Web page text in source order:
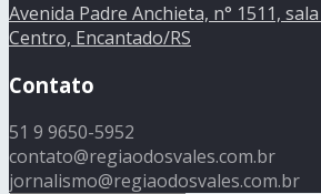
Avenida Padre Anchieta, n° 1511,
Centro, Encantado/RS
Contato
51 9 9650-5952
contato@regiaodosvales.com.br
jornalismo@regiaodosvales.com.br